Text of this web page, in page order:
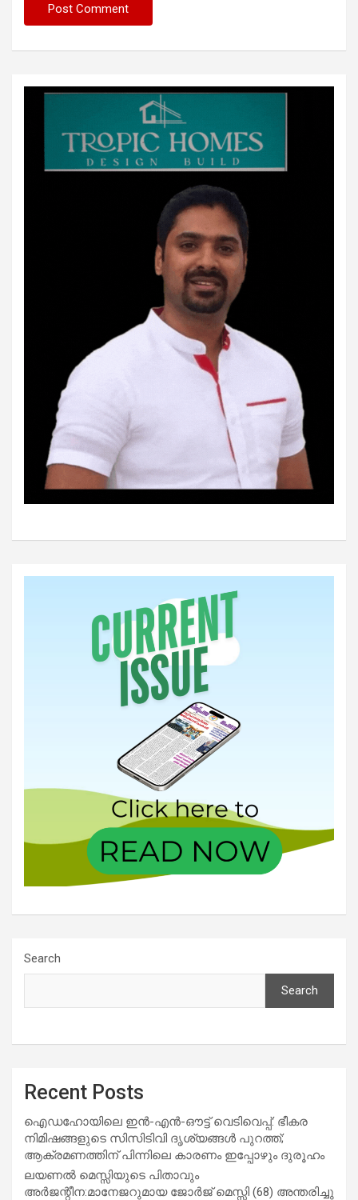
Search
Search
Recent Posts
ഐഡഹോയിലെ ഇൻ-എൻ-ഔട്ട് വെടിവെപ്പ്: ഭീകര
നിമിഷങ്ങളുടെ സിസിടിവി ദൃശ്യങ്ങൾ പുറത്ത്;
ആക്രമണത്തിന് പിന്നിലെ കാരണം ഇപ്പോഴും ദുരൂഹം
ലയണൽ മെസ്സിയുടെ പിതാവും
അർജന്റീന:മാനേജറുമായ ജോർജ് മെസ്സി (68) അന്തരിച്ചു